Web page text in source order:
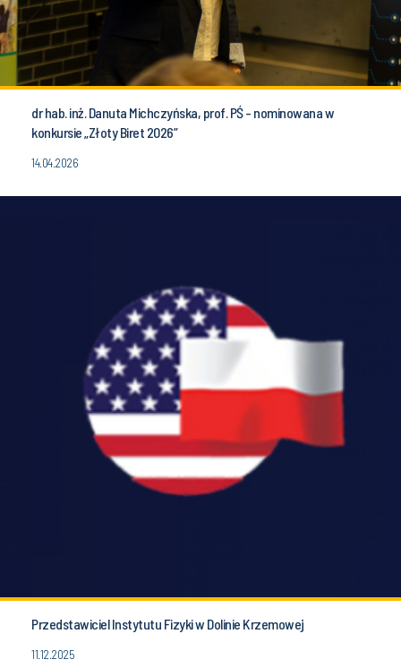
dr hab. inż. Danuta Michczyńska, prof. PŚ - nominowana w
konkursie „Złoty Biret 2026”
14.04.2026
Przedstawiciel Instytutu Fizyki w Dolinie Krzemowej
11.12.2025